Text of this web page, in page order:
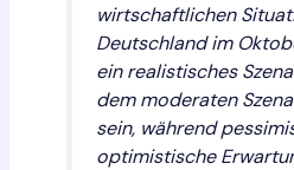
wirtschaftlichen
Deutschland im
ein realistisches
dem moderaten
sein, während
optimistische